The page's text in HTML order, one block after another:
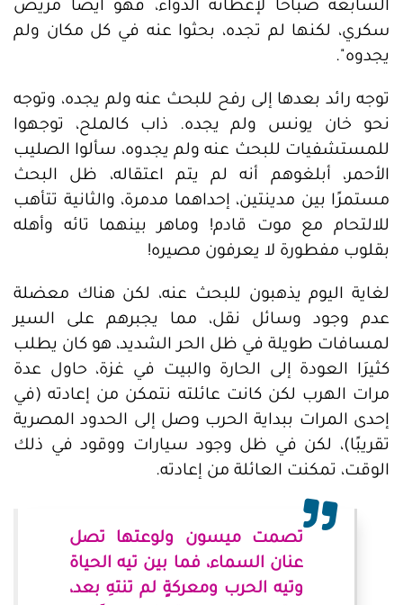
السابعة صباحًا لإعطائه الدواء، فهو أيضًا مريض
سكري، لكنها لم تجده، بحثوا عنه في كل مكان ولم
يجدوه".
توجه رائد بعدها إلى رفح للبحث عنه ولم يجده، وتوجه
نحو خان يونس ولم يجده. ذاب كالملح، توجهوا
للمستشفيات للبحث عنه ولم يجدوه، سألوا الصليب
الأحمر، أبلغوهم أنه لم يتم اعتقاله، ظل البحث
مستمرًا بين مدينتين، إحداهما مدمرة، والثانية تتأهب
للالتحام مع موت قادم! وماهر بينهما تائه وأهله
بقلوب مفطورة لا يعرفون مصيره!
لغاية اليوم يذهبون للبحث عنه، لكن هناك معضلة
عدم وجود وسائل نقل، مما يجبرهم على السير
لمسافات طويلة في ظل الحر الشديد، هو كان يطلب
كثيرَا العودة إلى الحارة والبيت في غزة، حاول عدة
مرات الهرب لكن كانت عائلته نتمكن من إعادته (في
إحدى المرات ببداية الحرب وصل إلى الحدود المصرية
تقريبًا)، لكن في ظل وجود سيارات ووقود في ذلك
الوقت، تمكنت العائلة من إعادته.
تصمت ميسون ولوعتها تصل
عنان السماء، فما بين تيه الحياة
وتيه الحرب ومعركةٍ لم تنتهِ بعد،